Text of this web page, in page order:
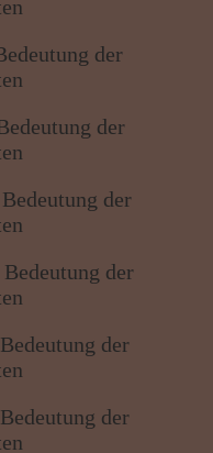
der
der
der
der
der
der